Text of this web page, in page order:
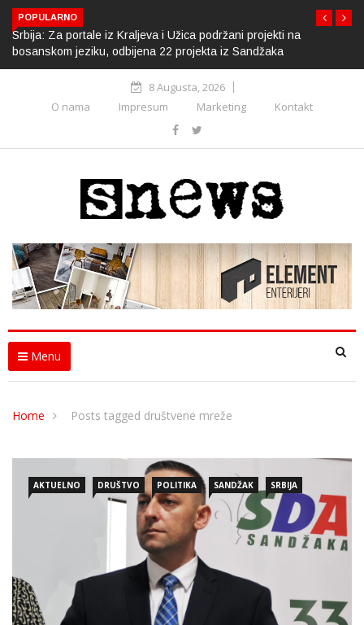
POPULARNO
Srbija: Za portale iz Kraljeva i Užica podržani projekti na
bosanskom jeziku, odbijena 22 projekta iz Sandžaka
8 Augusta, 2026
O nama
Impresum Marketing Kontakt
Menu
Home Posts tagged društvene mreže
AKTUELNO DRUŠTVO POLITIKA SANDŽAK SRBIJA